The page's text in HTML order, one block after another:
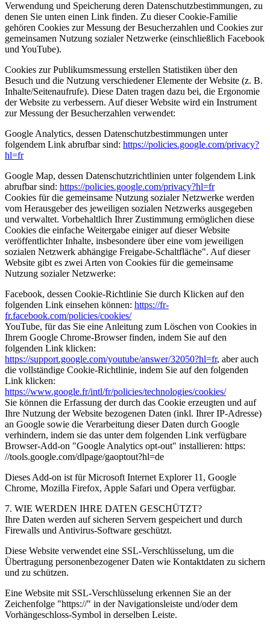
Verwendung und Speicherung deren Datenschutzbestimmungen, zu
denen Sie unten einen Link finden. Zu dieser Cookie-Familie
gehören Cookies zur Messung der Besucherzahlen und Cookies zur
gemeinsamen Nutzung sozialer Netzwerke (einschließlich Facebook
und YouTube).
Cookies zur Publikumsmessung erstellen Statistiken über den
Besuch und die Nutzung verschiedener Elemente der Website (z. B.
Inhalte/Seitenaufrufe). Diese Daten tragen dazu bei, die Ergonomie
der Website zu verbessern. Auf dieser Website wird ein Instrument
zur Messung der Besucherzahlen verwendet:
Google Analytics, dessen Datenschutzbestimmungen unter
folgendem Link abrufbar sind: https://policies.google.com/privacy?
hl=fr
Google Map, dessen Datenschutzrichtlinien unter folgendem Link
abrufbar sind: https://policies.google.com/privacy?hl=fr
Cookies für die gemeinsame Nutzung sozialer Netzwerke werden
vom Herausgeber des jeweiligen sozialen Netzwerks ausgegeben
und verwaltet. Vorbehaltlich Ihrer Zustimmung ermöglichen diese
Cookies die einfache Weitergabe einiger auf dieser Website
veröffentlichter Inhalte, insbesondere über eine vom jeweiligen
sozialen Netzwerk abhängige Freigabe-Schaltfläche". Auf dieser
Website gibt es zwei Arten von Cookies für die gemeinsame
Nutzung sozialer Netzwerke:
Facebook, dessen Cookie-Richtlinie Sie durch Klicken auf den
folgenden Link einsehen können: https://fr-
fr.facebook.com/policies/cookies/
YouTube, für das Sie eine Anleitung zum Löschen von Cookies in
Ihrem Google Chrome-Browser finden, indem Sie auf den
folgenden Link klicken:
https://support.google.com/youtube/answer/32050?hl=fr, aber auch
die vollständige Cookie-Richtlinie, indem Sie auf den folgenden
Link klicken:
https://www.google.fr/intl/fr/policies/technologies/cookies/
Sie können die Erfassung der durch das Cookie erzeugten und auf
Ihre Nutzung der Website bezogenen Daten (inkl. Ihrer IP-Adresse)
an Google sowie die Verarbeitung dieser Daten durch Google
verhindern, indem sie das unter dem folgenden Link verfügbare
Browser-Add-on "Google Analytics opt-out" installieren: https:
//tools.google.com/dlpage/gaoptout?hl=de
Dieses Add-on ist für Microsoft Internet Explorer 11, Google
Chrome, Mozilla Firefox, Apple Safari und Opera verfügbar.
7. WIE WERDEN IHRE DATEN GESCHÜTZT?
Ihre Daten werden auf sicheren Servern gespeichert und durch
Firewalls und Antivirus-Software geschützt.
Diese Website verwendet eine SSL-Verschlüsselung, um die
Übertragung personenbezogener Daten wie Kontaktdaten zu sichern
und zu schützen.
Eine Website mit SSL-Verschlüsselung erkennen Sie an der
Zeichenfolge "https://" in der Navigationsleiste und/oder dem
Vorhängeschloss-Symbol in derselben Leiste.